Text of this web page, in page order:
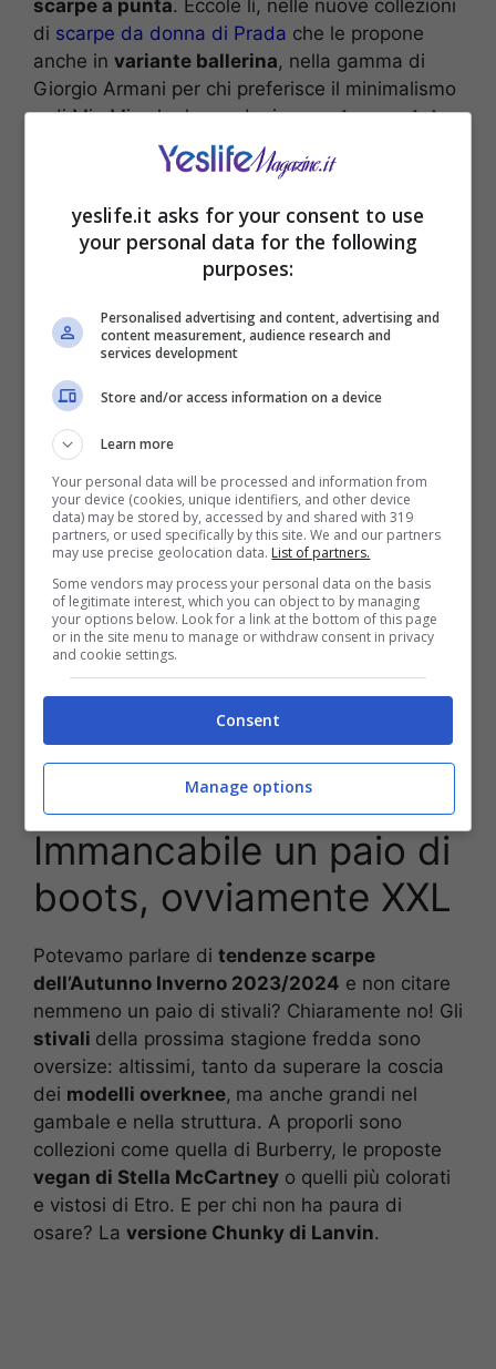
scarpe a punta. Eccole lì, nelle nuove collezioni
di scarpe da donna di Prada che le propone
anche in variante ballerina, nella gamma di
Giorgio Armani per chi preferisce il minimalismo
e di Miu Miu che le vende, invece,tempestate
di pietre e diamanti.
L’evoluzione del sabot
Li abbiamo visti tornare durante l’estate ed
eccoli qui anche in inverno; sono degli item che,
se ben abbinati, hanno un loro perché. Stiamo
parlando deisabot,che non dobbiamo
etichettare per forza come scarpe estive; a
proporli nelle collezioni Autunno Inverno sono
Lanvin, Versace e Ferragamo,
asimmetrico o con loghi all over.
Immancabile un paio di
boots, ovviamente XXL
Potevamo parlare di tendenze scarpe
dell’Autunno Inverno 2023/2024 e non citare
nemmeno un paio di stivali? Chiaramente no! Gli
stivali della prossima stagione fredda sono
oversize: altissimi, tanto da superare la coscia
dei modelli overknee, ma anche grandi nel
gambale e nella struttura. A proporli sono
collezioni come quella di Burberry, le proposte
vegan di Stella McCartney o quelli più colorati
e vistosi di Etro. E per chi non ha paura di
osare? La versione Chunky di Lanvin.
yeslife.it asks for your consent to use
your personal data for the following
purposes:
Personalised advertising and content, advertising and
content measurement, audience research and
services development
Store and/or access information on a device
Learn more
Your personal data will be processed and information from
your device (cookies, unique identifiers, and other device
data) may be stored by, accessed by and shared with 319
partners, or used specifically by this site. We and our partners
may use precise geolocation data. List of partners.
Some vendors may process your personal data on the basis
of legitimate interest, which you can object to by managing
your options below. Look for a link at the bottom of this page
or in the site menu to manage or withdraw consent in privacy
and cookie settings.
Consent
Manage options